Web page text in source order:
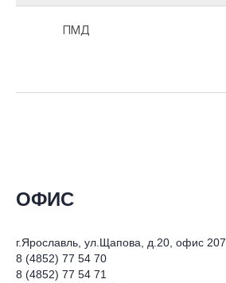
ПМД
ОФИС
г.Ярославль, ул.Щапова, д.20, офис 207
8 (4852) 77 54 70
8 (4852) 77 54 71